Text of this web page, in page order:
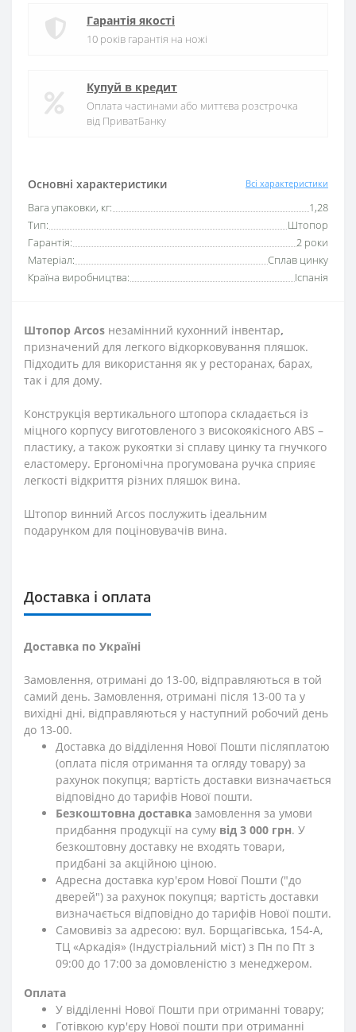
Основні характеристики Всі характеристики
Вага упаковки, кг:
1,28
Тип:
Штопор
Гарантія:
2 роки
Матеріал:
Сплав цинку
Країна виробництва:
Іспанія
Гарантія якості
10 років гарантія на ножі
Купуй в кредит
Оплата частинами або миттєва розстрочка
від ПриватБанку
Штопор Arcos незамінний кухонний інвентар,
призначений для легкого відкорковування пляшок.
Підходить для використання як у ресторанах, барах,
так і для дому.
Конструкція вертикального штопора складається із
міцного корпусу виготовленого з високоякісного АBS –
пластику, а також рукоятки зі сплаву цинку та гнучкого
еластомеру. Ергономічна прогумована ручка сприяє
легкості відкриття різних пляшок вина.
Штопор винний Arcos послужить ідеальним
подарунком для поціновувачів вина.
Доставка і оплата
Доставка по Україні
Замовлення, отримані до 13-00, відправляються в той
самий день. Замовлення, отримані після 13-00 та у
вихідні дні, відправляються у наступний робочий день
до 13-00.
Доставка до відділення Нової Пошти післяплатою
(оплата після отримання та огляду товару) за
рахунок покупця; вартість доставки визначається
відповідно до тарифів Нової пошти.
Безкоштовна доставка замовлення за умови
придбання продукції на суму від 3 000 грн. У
безкоштовну доставку не входять товари,
придбані за акційною ціною.
Адресна доставка кур'єром Нової Пошти ("до
дверей") за рахунок покупця; вартість доставки
визначається відповідно до тарифів Нової пошти.
Самовивіз за адресою: вул. Борщагівська, 154-А,
ТЦ «Аркадія» (Індустріальний міст) з Пн по Пт з
09:00 до 17:00 за домовленістю з менеджером.
Оплата
У відділенні Нової Пошти при отриманні товару;
Готівкою кур'єру Нової пошти при отриманні